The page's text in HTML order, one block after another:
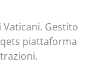
Gestito
piattaforma